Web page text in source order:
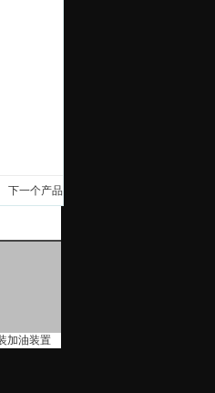
下一个产品
加油装置